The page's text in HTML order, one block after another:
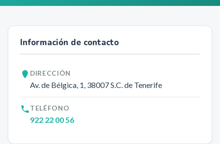
Información de contacto
DIRECCIÓN
Av. de Bélgica, 1, 38007S.C. de Tenerife
TELÉFONO
922 22 00 56